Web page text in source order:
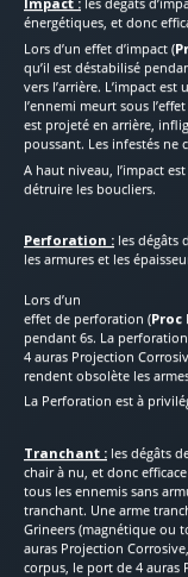
énergétiques, et donc
Lors d’un effet d’impact (
qu’il est déstabilisé
vers l’arrière. L’impact
l’ennemi meurt sous l’effet
est projeté en arrière,
poussant. Les infestés ne
A haut niveau, l’impact
détruire les boucliers.
Perforation : les dégâts
les armures et les
Lors d’un
effet de perforation (Proc
pendant 6s. La
4 auras Projection
rendent obsolète les
La Perforation est à
Tranchant : les dégâts
chair à nu, et donc
tous les ennemis sans
tranchant. Une arme
Grineers (magnétique ou
auras Projection
corpus, le port de 4 auras